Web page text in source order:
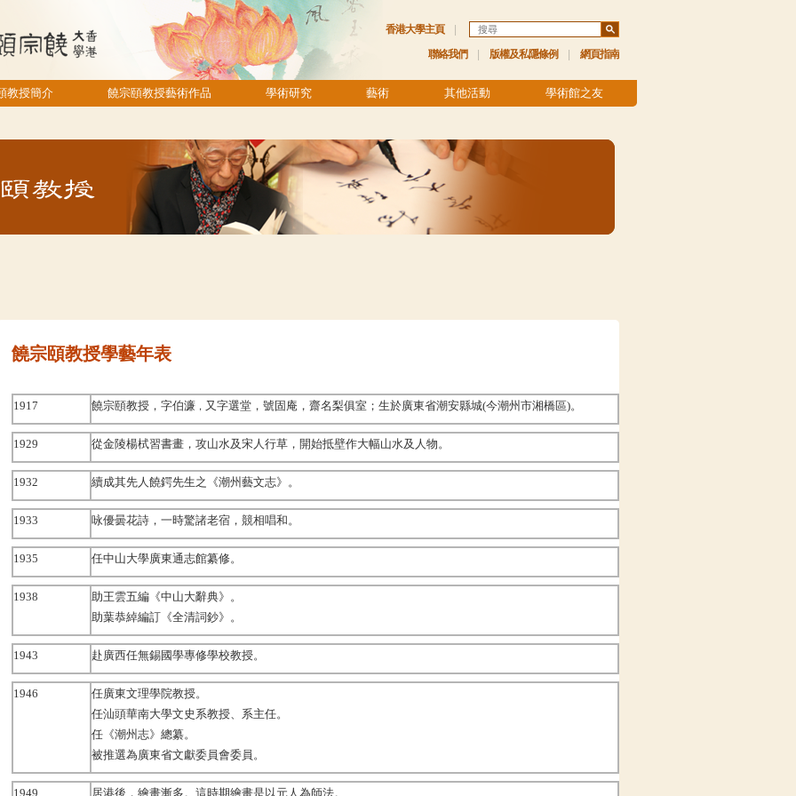
香港大學主頁
聯絡我們
版權及私隱條例 網頁指南
教授簡介 饒宗頤教授藝術作品 學術研究 藝術 其他活動 學術館之友
饒宗頤教授學藝年表
1917 饒宗頤教授， 字伯濂， 又字選堂， 號固庵 ，齋名梨俱室；生於廣東省潮安縣城(今潮州市湘橋區)。
1929 從金陵楊栻習書畫，攻山水及宋人行草，開始抵壁作大幅山水及人物。
1932 續成其先人饒鍔先生之《潮州藝文志》。
1933 咏優曇花詩，一時驚諸老宿，競相唱和。
1935 任中山大學廣東通志館纂修。
1938
助王雲五編《中山大辭典》。
助葉恭綽編訂《全清詞鈔》。
1943 赴廣西任無錫國學專修學校教授。
1946
任廣東文理學院教授。
任汕頭華南大學文史系教授、系主任。
任《潮州志》總纂。
被推選為廣東省文獻委員會委員。
1949 居港後，繪畫漸多。這時期繪畫是以元人為師法。